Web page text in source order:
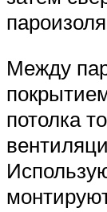
Между
потолка